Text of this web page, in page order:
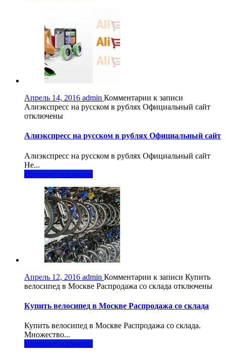
Апрель 14, 2016 admin Комментарии к записи
Алиэкспресс на русском в рублях Официальный сайт
отключены
Алиэкспресс на русском в рублях Официальный сайт
Алиэкспресс на русском в рублях Официальный сайт
Не...
Интернет магазины
Апрель 12, 2016 admin Комментарии к записи Купить
велосипед в Москве Распродажа со склада отключены
Купить велосипед в Москве Распродажа со склада
Купить велосипед в Москве Распродажа со склада.
Множество...
Интернет магазины